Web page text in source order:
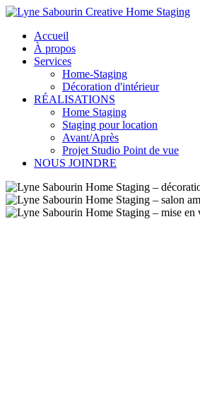
Accueil
À propos
Services
Home-Staging
Décoration d'intérieur
RÉALISATIONS
Home Staging
Staging pour location
Avant/Après
Projet Studio Point de vue
NOUS JOINDRE